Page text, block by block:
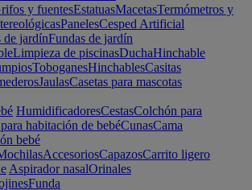
y fuentesEstatuasMacetasTermómetros y
PanelesCesped Artificial
de jardínFundas de jardín
Limpieza de piscinasDuchaHinchable
ToboganesHinchablesCasitas
JaulasCasetas para mascotas
HumidificadoresCestasColchón para
habitación de bebéCunasCama
bebé
AccesoriosCapazosCarrito ligero
Aspirador nasalOrinales
Funda